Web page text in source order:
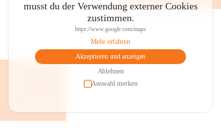
musst du der Verwendung externer Cookies
zustimmen.
https://www.google.com/maps
Mehr erfahren
Akzeptieren und anzeigen
Ablehnen
Auswahl merken